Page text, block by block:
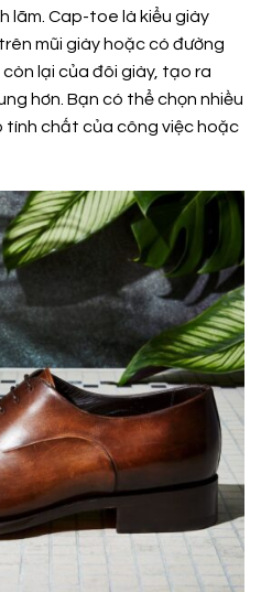
lãm. Cap-toe là kiểu giày
mũi giày hoặc có đường
lại của đôi giày, tạo ra
hơn. Bạn có thể chọn nhiều
tính chất của công việc hoặc